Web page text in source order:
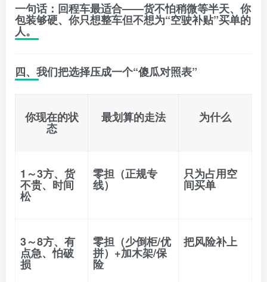
一句话：回程车最适合——货不怕稍微等半天、你
包装够硬、你只想整车但不想为“空驶补贴”买单的
人。
四、我们把选择压成一个“傻瓜对照表”
你现在的状
态
最划算的走法 为什么
1～3方、货
不贵、时间
松
零担（正规专
线）
只为占用空
间买单
3～8方、有
点急、怕破
损
零担（少倒柜/优
拼）+加木架/保
险
把风险补上